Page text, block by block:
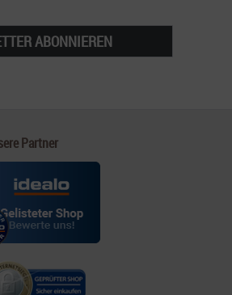
ABONNIEREN
Partner